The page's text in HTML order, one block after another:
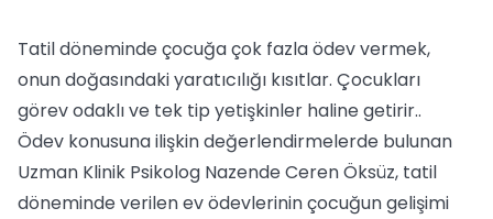
Tatil döneminde çocuğa çok fazla ödev vermek,
onun doğasındaki yaratıcılığı kısıtlar. Çocukları
görev odaklı ve tek tip yetişkinler haline getirir..
Ödev konusuna ilişkin değerlendirmelerde bulunan
Uzman Klinik Psikolog Nazende Ceren Öksüz, tatil
döneminde verilen ev ödevlerinin çocuğun gelişimi